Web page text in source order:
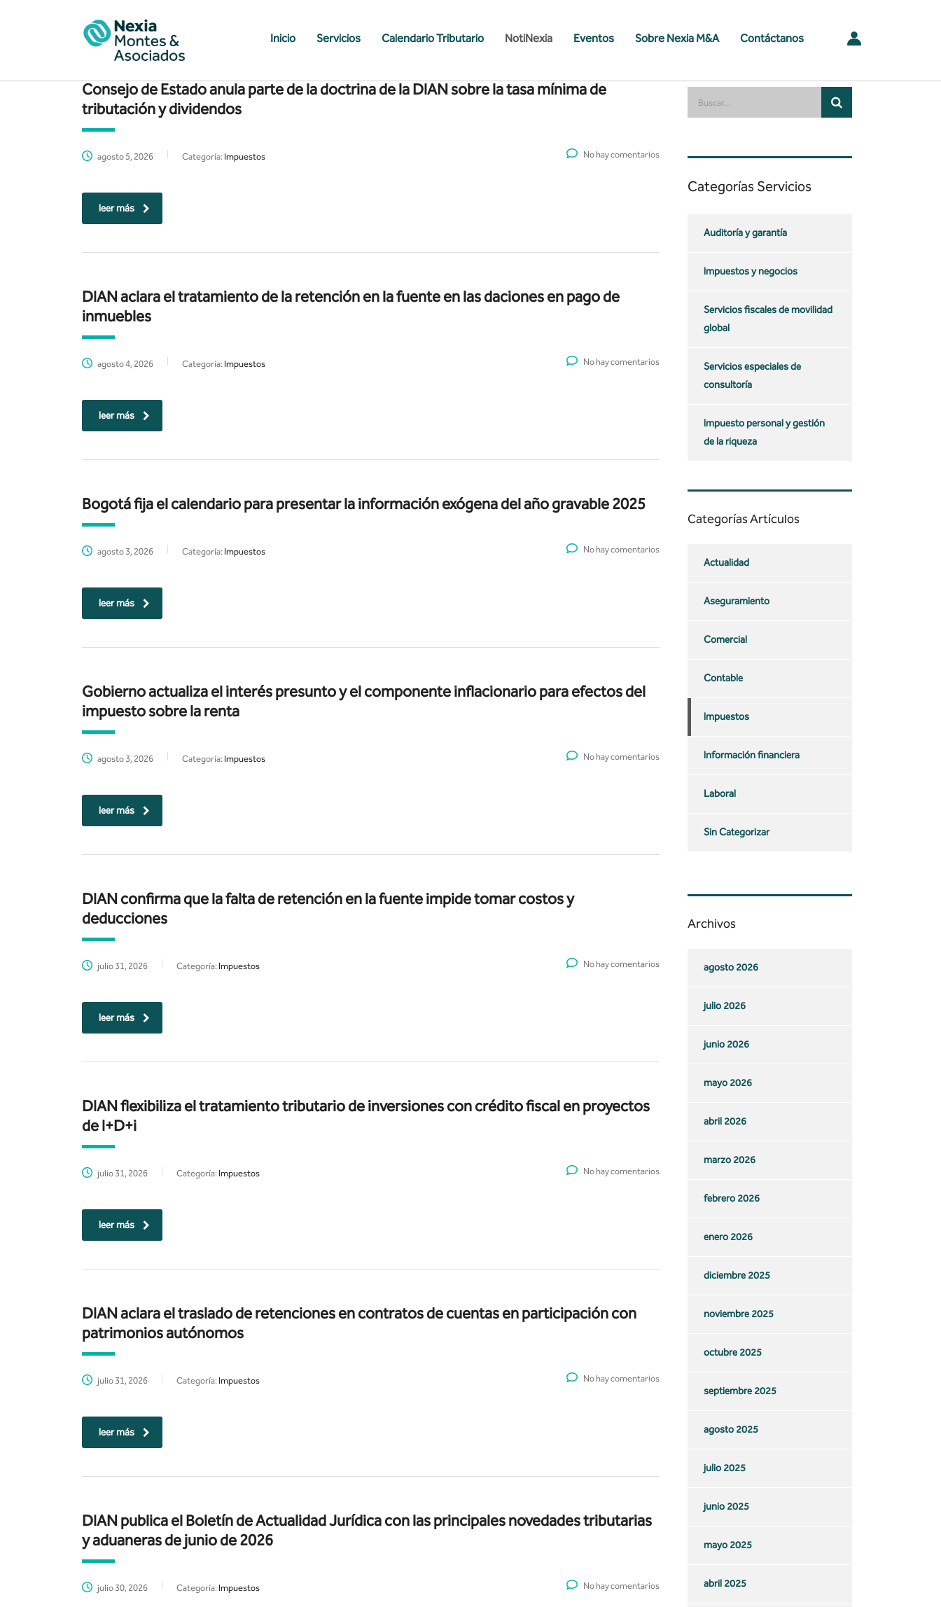
Inicio Servicios Calendario Tributario NotiNexia Eventos Sobre Nexia M&A Contáctanos
Consejo de Estado anula parte de la doctrina de la DIAN sobre la tasa mínima de
tributación y dividendos
agosto 5, 2026 Categoría: Impuestos No hay comentarios
leer más
DIAN aclara el tratamiento de la retención en la fuente en las daciones en pago de
inmuebles
agosto 4, 2026 Categoría: Impuestos No hay comentarios
leer más
Bogotá fija el calendario para presentar la información exógena del año gravable 2025
agosto 3, 2026 Categoría: Impuestos No hay comentarios
leer más
Gobierno actualiza el interés presunto y el componente inflacionario para efectos del
impuesto sobre la renta
agosto 3, 2026 Categoría: Impuestos No hay comentarios
leer más
DIAN confirma que la falta de retención en la fuente impide tomar costos y
deducciones
julio 31, 2026 Categoría: Impuestos No hay comentarios
leer más
DIAN flexibiliza el tratamiento tributario de inversiones con crédito fiscal en proyectos
de I+D+i
julio 31, 2026 Categoría: Impuestos No hay comentarios
leer más
DIAN aclara el traslado de retenciones en contratos de cuentas en participación con
patrimonios autónomos
julio 31, 2026 Categoría: Impuestos No hay comentarios
leer más
DIAN publica el Boletín de Actualidad Jurídica con las principales novedades tributarias
y aduaneras de junio de 2026
julio 30, 2026 Categoría: Impuestos No hay comentarios
Categorías Servicios
Auditoría y garantía
Impuestos y negocios
Servicios fiscales de movilidad
global
Servicios especiales de
consultoría
Impuesto personal y gestión
de la riqueza
Categorías Artículos
Actualidad
Aseguramiento
Comercial
Contable
Impuestos
Información financiera
Laboral
Sin Categorizar
Archivos
agosto 2026
julio 2026
junio 2026
mayo 2026
abril 2026
marzo 2026
febrero 2026
enero 2026
diciembre 2025
noviembre 2025
octubre 2025
septiembre 2025
agosto 2025
julio 2025
junio 2025
mayo 2025
abril 2025